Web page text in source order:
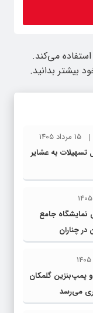
می‌کند.
بیشتر بدانید.
15 مرداد 1405
ریال تسهیلات به عشایر
نمایشگاه جامع
در چناران
پمپ‌بنزین گلمکان
می‌رسد